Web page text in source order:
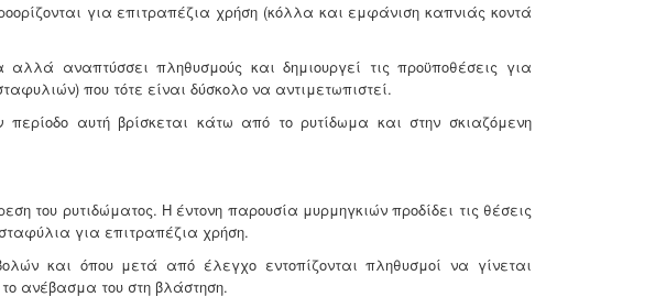
για επιτραπέζια χρήση (κόλλα και εμφάνιση καπνιάς κοντά
αναπτύσσει πληθυσμούς και δημιουργεί τις προϋποθέσεις για
που τότε είναι δύσκολο να αντιμετωπιστεί.
αυτή βρίσκεται κάτω από το ρυτίδωμα και στην σκιαζόμενη
του ρυτιδώματος. Η έντονη παρουσία μυρμηγκιών προδίδει τις θέσεις
για επιτραπέζια χρήση.
και όπου μετά από έλεγχο εντοπίζονται πληθυσμοί να γίνεται
ανέβασμα του στη βλάστηση.